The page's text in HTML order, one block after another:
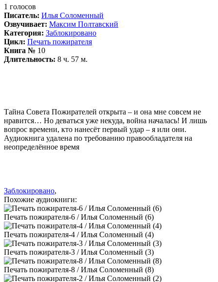
1 голосов
Писатель: Илья Соломенный
Озвучивает: Максим Полтавский
Категория: Заблокировано
Цикл: Печать пожирателя
Книга № 10
Длительность: 8 ч. 57 м.
Тайна Совета Пожирателей открыта – и она мне совсем не
нравится… Но деваться уже некуда, война началась! И лишь
вопрос времени, кто нанесёт первый удар – я или они.
Аудиокнига удалена по требованию правообладателя на
неопределённое время
Заблокировано,
Похожие аудиокниги:
Печать пожирателя-6 / Илья Соломенный (6)
Печать пожирателя-4 / Илья Соломенный (4)
Печать пожирателя-3 / Илья Соломенный (3)
Печать пожирателя-8 / Илья Соломенный (8)